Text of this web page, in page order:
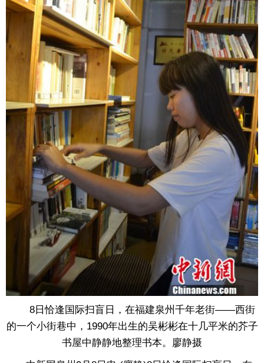
8日恰逢国际扫盲日，在福建泉州千年老街——西街
的一个小街巷中，1990年出生的吴彬彬在十几平米的芥子
书屋中静静地整理书本。廖静摄